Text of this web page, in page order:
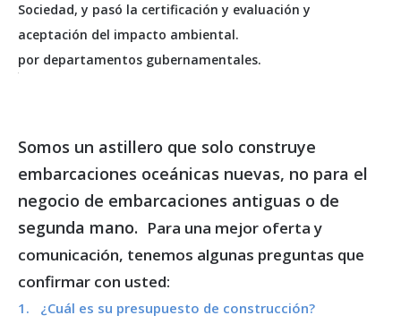
Sociedad, y pasó la certificación y evaluación y
aceptación del impacto ambiental.
por departamentos gubernamentales.
Somos un astillero que solo construye
embarcaciones oceánicas nuevas, no para el
negocio de embarcaciones antiguas o de
segunda mano. Para una mejor oferta y
comunicación, tenemos algunas preguntas que
confirmar con usted:
1. ¿Cuál es su presupuesto de construcción?